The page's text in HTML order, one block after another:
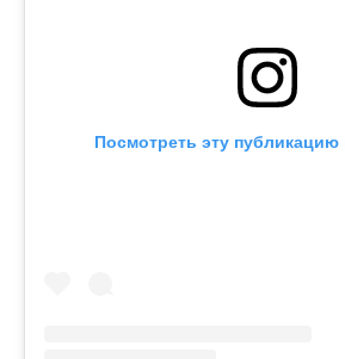
Посмотреть эту публикацию